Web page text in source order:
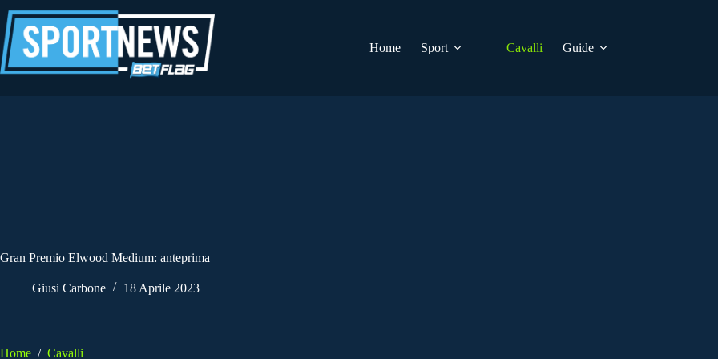
al
contenuto
Home
Sport Cavalli Guide
Gran Premio Elwood Medium: anteprima
Giusi Carbone 18 Aprile 2023
Home / Cavalli